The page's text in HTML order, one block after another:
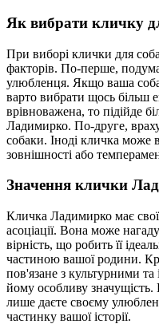
Як вибрати кличку
При виборі клички для
факторів. По-перше,
улюбленця. Якщо ваша
варто вибрати щось більш
врівноважена, то підійде
Ладимирко. По-друге,
собаки. Іноді кличка може
зовнішності або
Значення клички
Кличка Ладимирко має свої
асоціації. Вона може
вірність, що робить її
частиною вашої родини.
пов'язане з культурними
йому особливу
лише даєте своєму
частинку вашої історії.